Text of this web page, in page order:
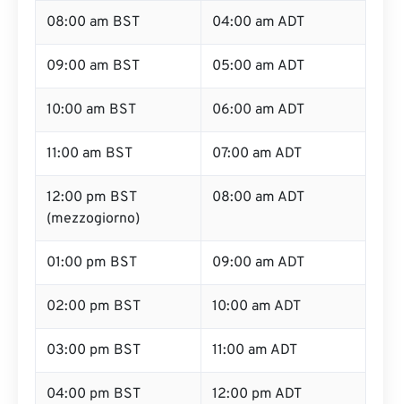
08:00 am BST 04:00 am ADT
09:00 am BST 05:00 am ADT
10:00 am BST 06:00 am ADT
11:00 am BST 07:00 am ADT
12:00 pm BST
(mezzogiorno)
08:00 am ADT
01:00 pm BST 09:00 am ADT
02:00 pm BST 10:00 am ADT
03:00 pm BST 11:00 am ADT
04:00 pm BST
12:00 pm ADT